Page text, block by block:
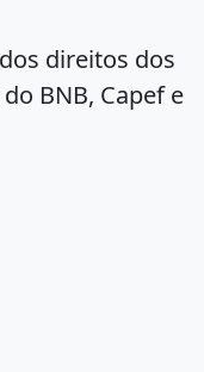
direitos dos
BNB, Capef e